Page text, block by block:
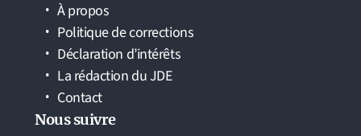
À propos
Politique de corrections
Déclaration d’intérêts
La rédaction du JDE
Contact
Nous suivre